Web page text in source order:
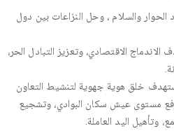
الحوار والسلام ، وحل النزاعات بين دول
الاقتصادي، وتعزيز التبادل الحر،
خلق ھوية جھوية لتنشيط التعاون
مستوى عيش سكان البوادي، وتشجيع
وتأھيل اليد العاملة.